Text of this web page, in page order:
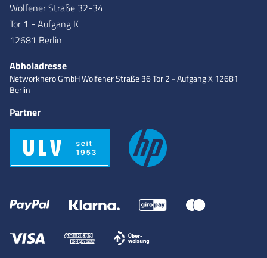
Wolfener Straße 32-34
Tor 1 - Aufgang K
12681 Berlin
Abholadresse
Networkhero GmbHWolfener Straße 36Tor 2 - Aufgang X12681
Berlin
Partner